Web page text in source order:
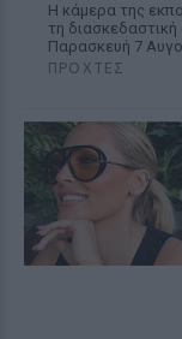
Η κάμερα της
τη διασκεδαστική
Παρασκευή 7
ΠΡΟΧΤΈΣ